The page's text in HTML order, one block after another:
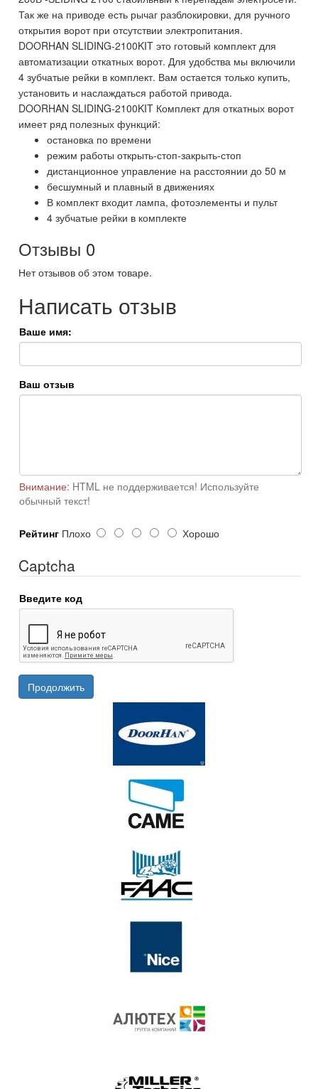
Так же на приводе есть рычаг разблокировки, для ручного
открытия ворот при отсутствии электропитания.
DOORHAN SLIDING-2100KIT это готовый комплект для
автоматизации откатных ворот. Для удобства мы включили
4 зубчатые рейки в комплект. Вам остается только купить,
установить и наслаждаться работой привода.
DOORHAN SLIDING-2100KIT Комплект для откатных ворот
имеет ряд полезных функций:
остановка по времени
режим работы открыть-стоп-закрыть-стоп
дистанционное управление на расстоянии до 50 м
бесшумный и плавный в движениях
В комплект входит лампа, фотоэлементы и пульт
4 зубчатые рейки в комплекте
Отзывы 0
Нет отзывов об этом товаре.
Написать отзыв
Ваше имя:
Ваш отзыв
Внимание: HTML не поддерживается! Используйте
обычный текст!
Рейтинг Плохо Хорошо
Captcha
Введите код
Продолжить